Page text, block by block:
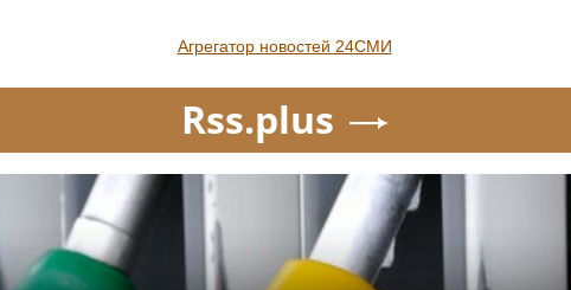
Агрегатор новостей 24СМИ
Rss.plus